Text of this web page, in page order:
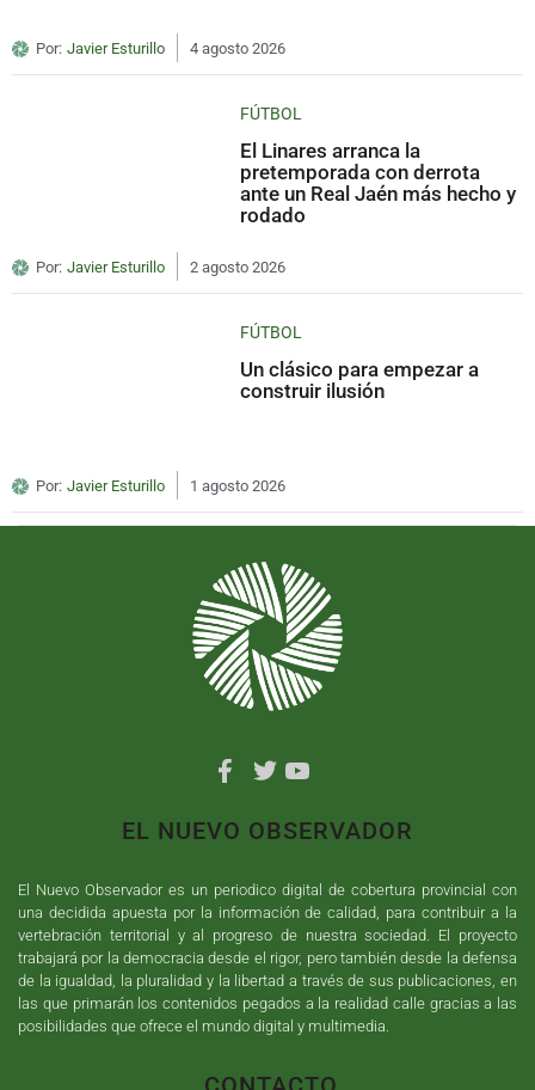
Por: Javier Esturillo 4 agosto 2026
FÚTBOL
El Linares arranca la
pretemporada con derrota
ante un Real Jaén más hecho y
rodado
Por: Javier Esturillo 2 agosto 2026
FÚTBOL
Un clásico para empezar a
construir ilusión
Por: Javier Esturillo 1 agosto 2026
EL NUEVO OBSERVADOR
El Nuevo Observador es un periodico digital de cobertura provincial con
una decidida apuesta por la información de calidad, para contribuir a la
vertebración territorial y al progreso de nuestra sociedad. El proyecto
trabajará por la democracia desde el rigor, pero también desde la defensa
de la igualdad, la pluralidad y la libertad a través de sus publicaciones, en
las que primarán los contenidos pegados a la realidad calle gracias a las
posibilidades que ofrece el mundo digital y multimedia.